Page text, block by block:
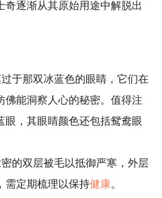
奇逐渐从其原始用途中解脱出
那双冰蓝色的眼睛，它们在
佛能洞察人心的秘密。值得注
眼，其眼睛颜色还包括鸳鸯眼
双层被毛以抵御严寒，外层
需定期梳理以保持健康。